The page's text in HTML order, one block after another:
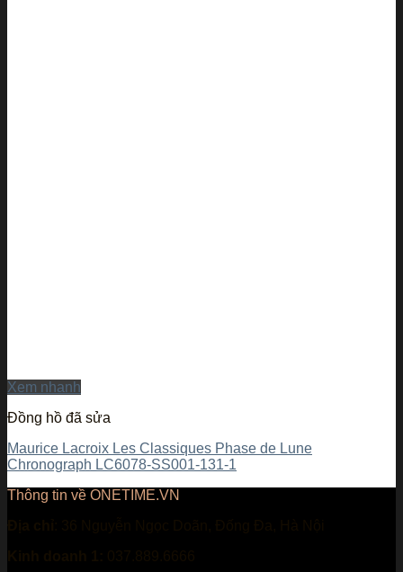
Xem nhanh
Đồng hồ đã sửa
Maurice Lacroix Les Classiques Phase de Lune
Chronograph LC6078-SS001-131-1
Thông tin về ONETIME.VN